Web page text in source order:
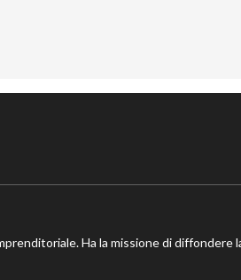
Ha la missione di diffondere